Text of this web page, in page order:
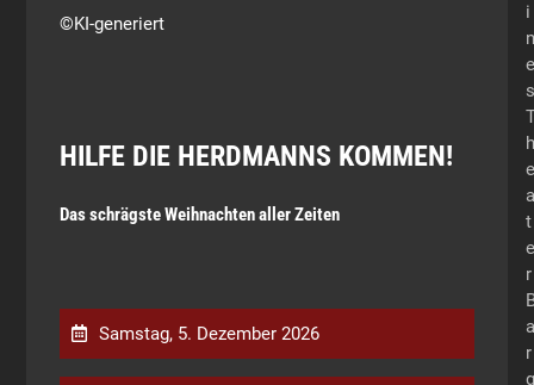
©KI-generiert
HILFE DIE HERDMANNS KOMMEN!
Das schrägste Weihnachten aller Zeiten
Samstag, 5. Dezember 2026
i
n
e
s
h
e
a
t
e
r
a
r
g